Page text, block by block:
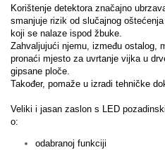
Korištenje detektora značajno
smanjuje rizik od slučajnog
koji se nalaze ispod žbuke.
Zahvaljujući njemu, između ostalog,
pronaći mjesto za uvrtanje vijka u
gipsane ploče.
Također, pomaže u izradi tehničke
Veliki i jasan zaslon s LED
o:
odabranoj funkciji